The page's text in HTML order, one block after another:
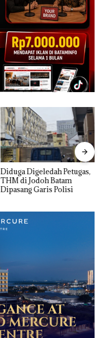
Diduga Digeledah Petugas,
THM di Jodoh Batam
Dipasang Garis Polisi